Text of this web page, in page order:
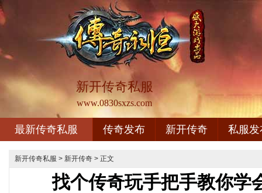
新开传奇私服
www.0830sxzs.com
最新传奇私服 传奇发布 新开传奇 私服发
新开传奇私服 > 新开传奇 > 正文
找个传奇玩手把手教你学